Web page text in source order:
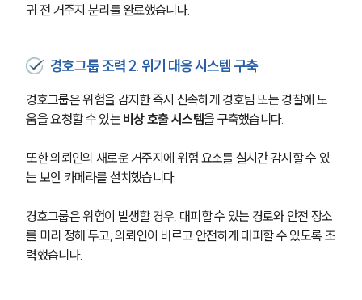
귀 전 거주지 분리를 완료했습니다.
경호그룹 조력 2. 위기 대응 시스템 구축
경호그룹은 위험을 감지한 즉시 신속하게 경호팀 또는 경찰에 도
움을 요청할 수 있는 비상 호출 시스템을 구축했습니다.
또한 의뢰인의 새로운 거주지에 위험 요소를 실시간 감시할 수 있
는 보안 카메라를 설치했습니다.
경호그룹은 위험이 발생할 경우, 대피할 수 있는 경로와 안전 장소
를 미리 정해 두고, 의뢰인이 바르고 안전하게 대피할 수 있도록 조
력했습니다.